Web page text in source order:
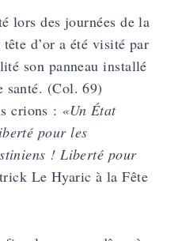
lors des journées de la
d’or a été visité par
son panneau installé
santé. (Col. 69)
crions : «Un État
pour les
! Liberté pour
Le Hyaric à la Fête